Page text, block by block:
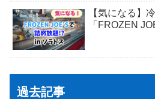
【気になる】
「FROZEN
過去記事